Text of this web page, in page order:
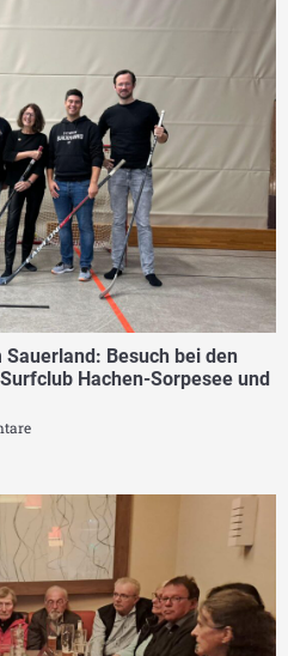
Besuch bei den
Hachen-Sorpesee und